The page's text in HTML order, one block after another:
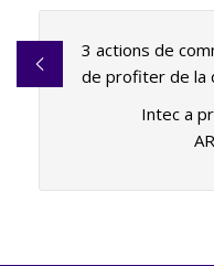
3 actions de
de profiter de la
Intec a